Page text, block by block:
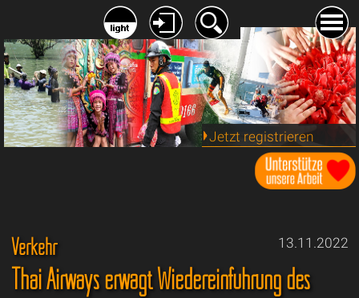
Jetzt registrieren
13.11.2022
Verkehr
Thai Airways erwägt Wiedereinführung des